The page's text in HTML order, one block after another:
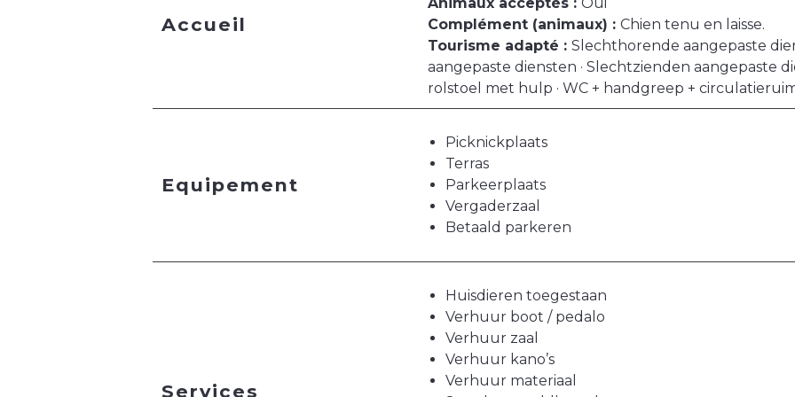
Accueil
Complément (animaux) : Chien tenu en laisse.
Tourisme adapté : Slechthorende aangepaste
aangepaste diensten · Slechtzienden aangepaste
rolstoel met hulp · WC + handgreep +
Equipement
Picknickplaats
Terras
Parkeerplaats
Vergaderzaal
Betaald parkeren
Services
Huisdieren toegestaan
Verhuur boot / pedalo
Verhuur zaal
Verhuur kano’s
Verhuur materiaal